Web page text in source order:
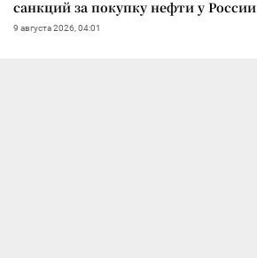
санкций за покупку нефти у России
9 августа 2026, 04:01